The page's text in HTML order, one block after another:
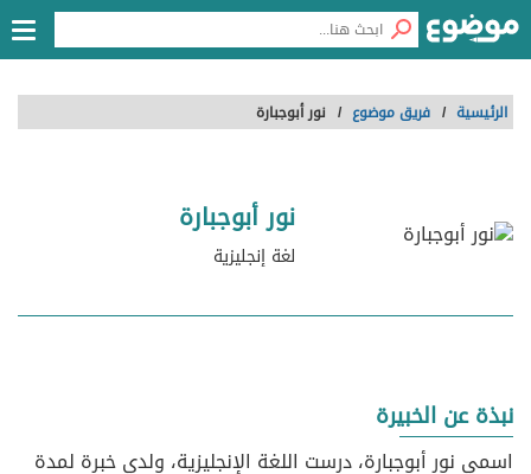
الرئيسية / فريق موضوع / نور أبوجبارة
نور أبوجبارة
لغة إنجليزية
نبذة عن الخبيرة
اسمي نور أبوجبارة، درست اللغة الإنجليزية، ولدي خبرة لمدة